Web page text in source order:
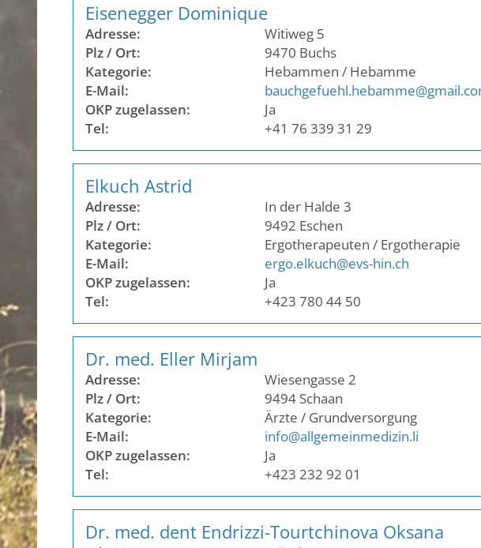
Eisenegger Dominique
Adresse:
Witiweg 5
Plz / Ort:
9470 Buchs
Kategorie:
Hebammen / Hebamme
E-Mail:
OKP zugelassen:
Ja
Tel:
+41 76 339 31 29
Elkuch Astrid
Adresse:
In der Halde 3
Plz / Ort:
9492 Eschen
Kategorie:
Ergotherapeuten / Ergotherapie
E-Mail:
ergo.elkuch@evs-hin.ch
OKP zugelassen:
Ja
Tel:
+423 780 44 50
Dr. med. Eller Mirjam
Adresse:
Wiesengasse 2
Plz / Ort:
9494 Schaan
Kategorie:
Ärzte / Grundversorgung
E-Mail:
info@allgemeinmedizin.li
OKP zugelassen:
Ja
Tel:
+423 232 92 01
Dr. med. dent Endrizzi-Tourtchinova Oksana